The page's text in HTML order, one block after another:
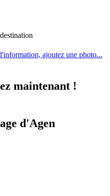
ajoutez une photo...
maintenant !
d'Agen